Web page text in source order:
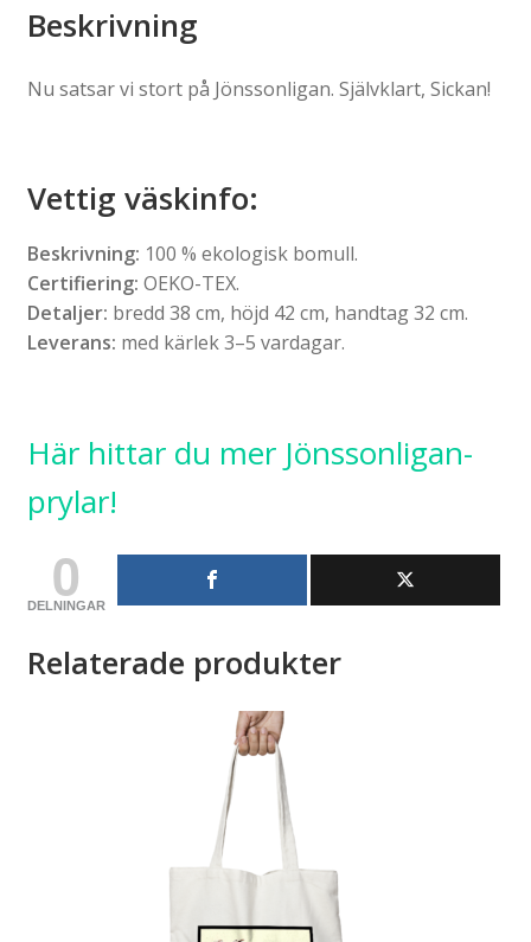
Beskrivning
Nu satsar vi stort på Jönssonligan. Självklart, Sickan!
Vettig väskinfo:
Beskrivning: 100 % ekologisk bomull.
Certifiering: OEKO-TEX.
Detaljer: bredd 38 cm, höjd 42 cm, handtag 32 cm.
Leverans: med kärlek 3–5 vardagar.
Här hittar du mer Jönssonligan-
prylar!
0
DELNINGAR
Relaterade produkter